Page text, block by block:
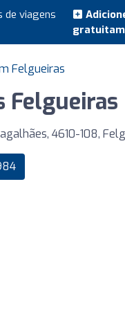
de viagens
Felgueiras
Felgueiras
4610-108,